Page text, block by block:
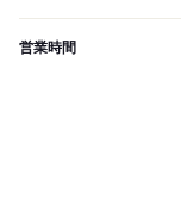
営業時間